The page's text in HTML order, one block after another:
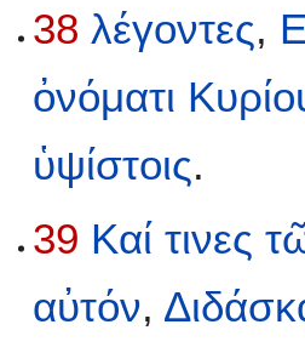
38 λέγοντες,
ὀνόματι
ὑψίστοις.
39 Καί τινες
αὐτόν,